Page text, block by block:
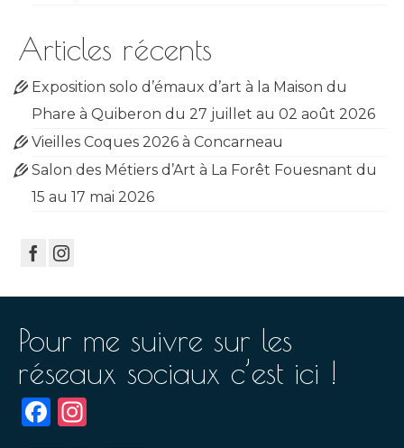
Articles récents
Exposition solo d’émaux d’art à la Maison du
Phare à Quiberon du 27 juillet au 02 août 2026
Vieilles Coques 2026 à Concarneau
Salon des Métiers d’Art à La Forêt Fouesnant du
15 au 17 mai 2026
Pour me suivre sur les
réseaux sociaux c’est ici !
Facebook